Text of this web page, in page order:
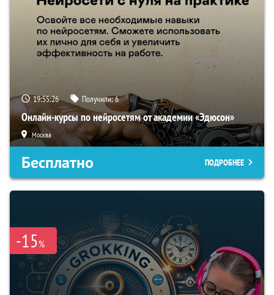
19:55:24 Получили:6
Онлайн-курсы по нейросетям от академии «Эдюсон»
Москва
Бесплатно ПОДРОБНЕЕ
-15%